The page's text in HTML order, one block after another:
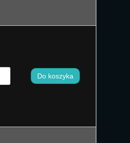
Do koszyka